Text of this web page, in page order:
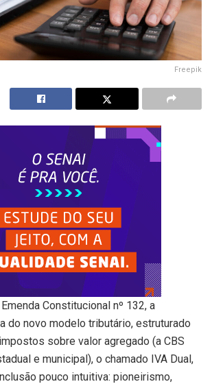
Freepik
Constitucional nº 132, a
do novo modelo tributário, estruturado
sobre valor agregado (a CBS
e municipal), o chamado IVA Dual,
pouco intuitiva: pioneirismo,